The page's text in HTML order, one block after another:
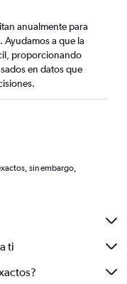
anualmente para
Ayudamos a que la
proporcionando
en datos que
sin embargo,
ti